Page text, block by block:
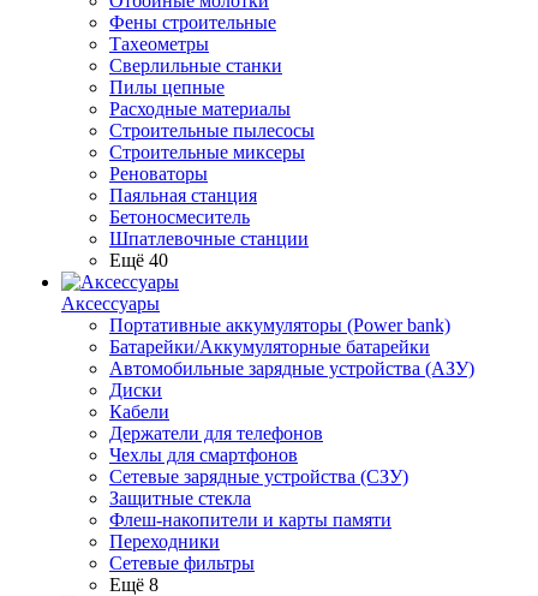
Фены строительные
Тахеометры
Сверлильные станки
Пилы цепные
Расходные материалы
Строительные пылесосы
Строительные миксеры
Реноваторы
Паяльная станция
Бетоносмеситель
Шпатлевочные станции
Ещё 40
Аксессуары
Портативные аккумуляторы (Power bank)
Батарейки/Аккумуляторные батарейки
Автомобильные зарядные устройства (АЗУ)
Диски
Кабели
Держатели для телефонов
Чехлы для смартфонов
Сетевые зарядные устройства (СЗУ)
Защитные стекла
Флеш-накопители и карты памяти
Переходники
Сетевые фильтры
Ещё 8